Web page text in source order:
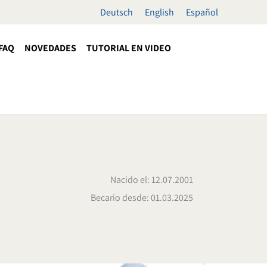
Deutsch English Español
NOVEDADES TUTORIAL EN VIDEO
Nacido el: 12.07.2001
Becario desde: 01.03.2025